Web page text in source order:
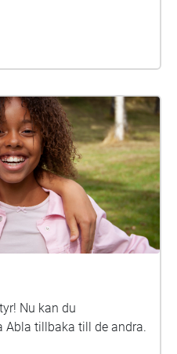
Nu kan du
tillbaka till de andra.